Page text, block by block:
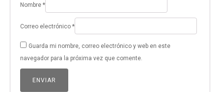
Nombre *
Correo electrónico *
Guarda mi nombre, correo electrónico y web en este
navegador para la próxima vez que comente.